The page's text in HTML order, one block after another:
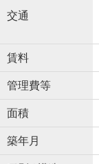
交通
賃料
管理費等
面積
築年月